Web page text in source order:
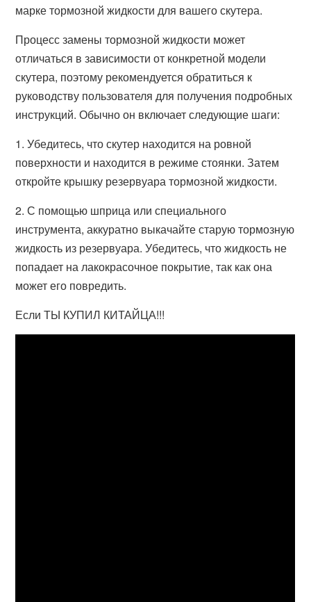
марке тормозной жидкости для вашего скутера.
Процесс замены тормозной жидкости может
отличаться в зависимости от конкретной модели
скутера, поэтому рекомендуется обратиться к
руководству пользователя для получения подробных
инструкций. Обычно он включает следующие шаги:
1. Убедитесь, что скутер находится на ровной
поверхности и находится в режиме стоянки. Затем
откройте крышку резервуара тормозной жидкости.
2. С помощью шприца или специального
инструмента, аккуратно выкачайте старую тормозную
жидкость из резервуара. Убедитесь, что жидкость не
попадает на лакокрасочное покрытие, так как она
может его повредить.
Если ТЫ КУПИЛ КИТАЙЦА!!!